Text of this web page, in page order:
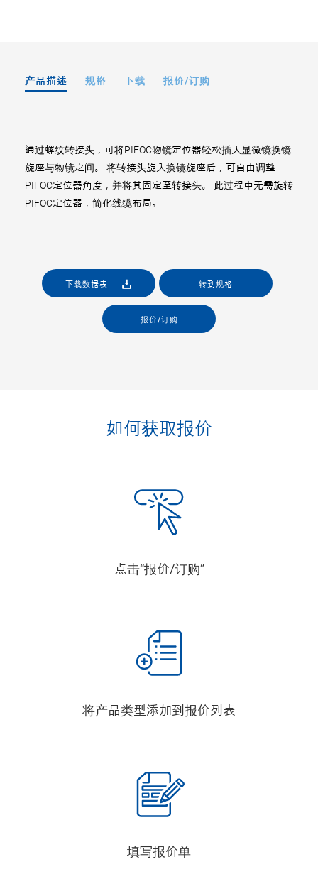
产品描述 规格 下载 报价/订购
通过螺纹转接头，可将PIFOC物镜定位器轻松插入显微镜换镜
旋座与物镜之间。 将转接头旋入换镜旋座后，可自由调整
PIFOC定位器角度，并将其固定至转接头。 此过程中无需旋转
PIFOC定位器，简化线缆布局。
下载数据表 转到规格
报价/订购
如何获取报价
点击“报价/订购”
将产品类型添加到报价列表
填写报价单